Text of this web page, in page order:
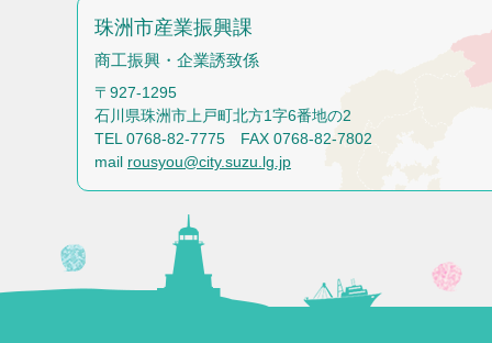
珠洲市産業振興課
商工振興・企業誘致係
〒927-1295
石川県珠洲市上戸町北方1字6番地の2
TEL 0768-82-7775 FAX 0768-82-7802
mail rousyou@city.suzu.lg.jp